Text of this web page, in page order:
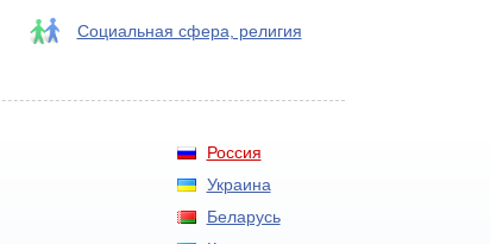
Социальная сфера, религия
Россия
Украина
Беларусь